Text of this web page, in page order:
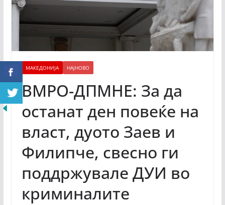
МАКЕДОНИЈА НАЈНОВО
ВМРО-ДПМНЕ: За да
останат ден повеќе на
власт, дуото Заев и
Филипче, свесно ги
поддржувале ДУИ во
криминалите